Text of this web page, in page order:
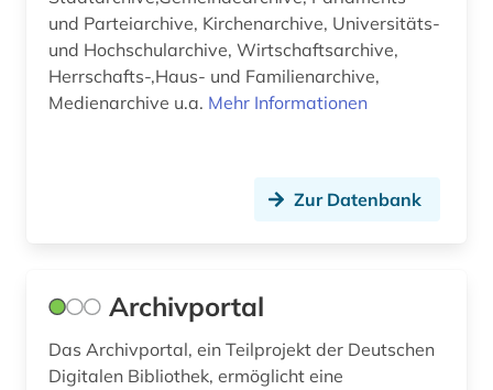
geschichte 1480-1900 (1)
geschichte 1500 – 1800 (1)
geschichte 1501-1600 (1)
geschichte 1570-1732 (1)
geschichte 1944-1948 (1)
und Parteiarchive, Kirchenarchive, Universitäts-
und Hochschularchive, Wirtschaftsarchive,
Herrschafts-,Haus- und Familienarchive,
Medienarchive u.a. Mehr Informationen
Zur Datenbank
Archivportal
Das Archivportal, ein Teilprojekt der Deutschen
Digitalen Bibliothek, ermöglicht eine